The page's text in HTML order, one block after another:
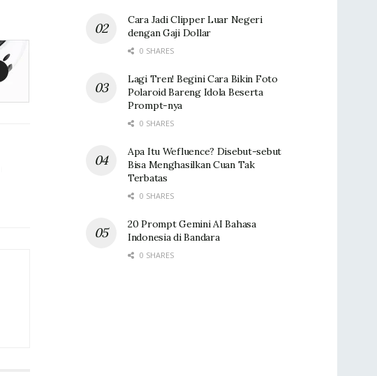
Cara Jadi Clipper Luar Negeri
dengan Gaji Dollar
0 SHARES
Lagi Tren! Begini Cara Bikin Foto
Polaroid Bareng Idola Beserta
Prompt-nya
0 SHARES
Apa Itu Wefluence? Disebut-sebut
Bisa Menghasilkan Cuan Tak
Terbatas
0 SHARES
20 Prompt Gemini AI Bahasa
Indonesia di Bandara
0 SHARES